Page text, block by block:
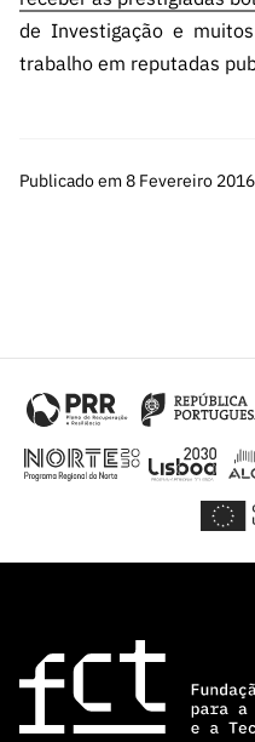
de Investigação e
trabalho em reputadas
Publicado em 8 Fevereiro 2016